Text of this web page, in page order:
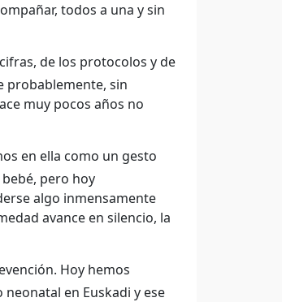
todos a una y sin
de los protocolos y de
probablemente, sin
muy pocos años no
en ella como un gesto
pero hoy
algo inmensamente
avance en silencio, la
Hoy hemos
en Euskadi y ese